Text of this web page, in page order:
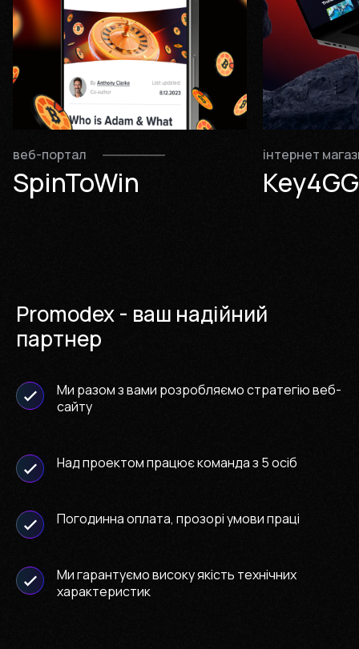
веб-портал
SpinToWin
інтернет
Key4GG
Promodex - ваш надійний
партнер
Ми разом з вами розробляємо стратегію веб-
сайту
Над проектом працює команда з 5 осіб
Погодинна оплата, прозорі умови праці
Ми гарантуємо високу якість технічних
характеристик